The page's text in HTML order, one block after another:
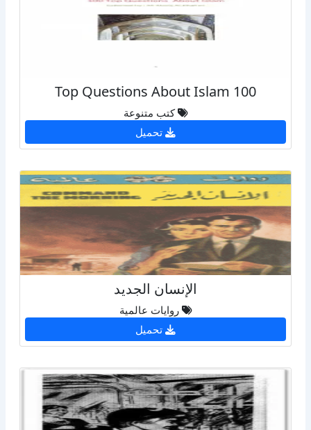
100 Top Questions About Islam
كتب متنوعة
تحميل
الإنسان الجديد
روايات عالمية
تحميل